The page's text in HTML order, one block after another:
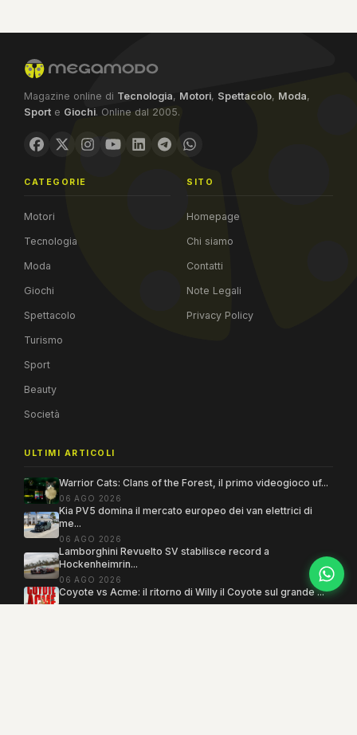
Magazine online di Tecnologia, Motori, Spettacolo, Moda,
Sport e Giochi. Online dal 2005.
CATEGORIE
Motori
Tecnologia
Moda
Giochi
Spettacolo
Turismo
Sport
Beauty
Società
SITO
Homepage
Chi siamo
Contatti
Note Legali
Privacy Policy
ULTIMI ARTICOLI
Warrior Cats: Clans of the Forest, il primo videogioco uf...
06 AGO 2026
Kia PV5 domina il mercato europeo dei van elettrici di
me...
06 AGO 2026
Lamborghini Revuelto SV stabilisce record a
Hockenheimrin...
06 AGO 2026
Coyote vs Acme: il ritorno di Willy il Coyote sul grande ...
06 AGO 2026